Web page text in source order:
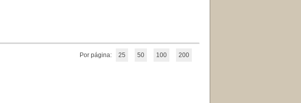
Por página: 25 50 100 200